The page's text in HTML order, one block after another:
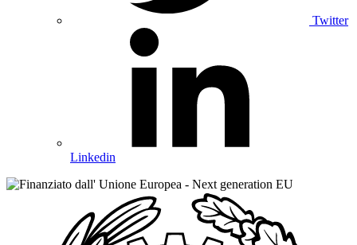
Twitter
Linkedin